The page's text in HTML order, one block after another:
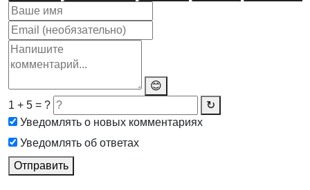
😊
1 + 5 = ?
↻
Уведомлять о новых комментариях
Уведомлять об ответах
Отправить